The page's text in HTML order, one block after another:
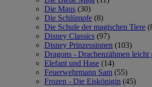
Die Maus (30)
Die Schlümpfe (8)
Die Schule der magischen Tiere
Disney Classics (97)
Disney Prinzessinnen (103)
Dragons - Drachenzähmen leicht
Elefant und Hase (14)
Feuerwehrmann Sam (55)
Frozen - Die Eiskönigin (45)